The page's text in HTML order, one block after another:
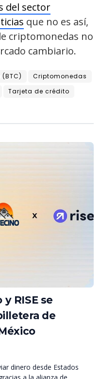
del sector
que no es así,
criptomonedas no
cambiario.
Criptomonedas
Tarjeta de crédito
RISE se
de
dinero desde Estados